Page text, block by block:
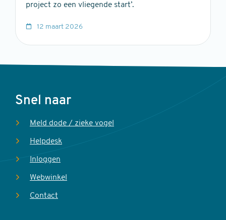
project zo een vliegende start’.
12 maart 2026
Voet
Snel naar
Meld dode / zieke vogel
Helpdesk
Inloggen
Webwinkel
Contact